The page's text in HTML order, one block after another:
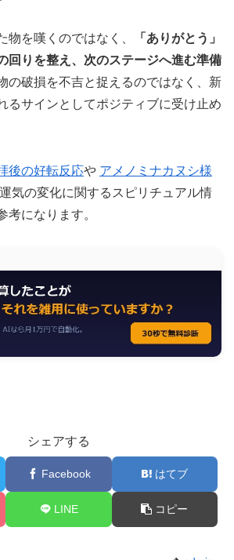
物を嘆くのではなく、
「ありがとう」
回りを整え、次のステージへ進む準備
の破損を不吉と捉えるのではなく、新
るサインとしてポジティブに受け止め
後の好転反応や アメノミナカヌシ様
気の変化に関するスピリチュアル情
考になります。
シェアする
Facebook はてブ
LINE コピー